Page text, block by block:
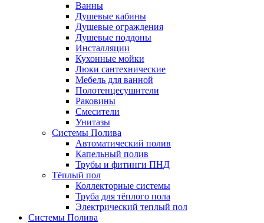
Ванны
Душевые кабины
Душевые ограждения
Душевые поддоны
Инсталляции
Кухонные мойки
Люки сантехнические
Мебель для ванной
Полотенцесушители
Раковины
Смесители
Унитазы
Системы Полива
Автоматический полив
Капельный полив
Трубы и фитинги ПНД
Тёплый пол
Коллекторные системы
Труба для тёплого пола
Электрический теплый пол
Системы Полива